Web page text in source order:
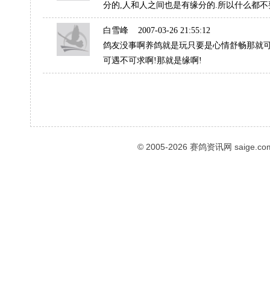
分的,人和人之间也是有缘分的.所以什么都
白雪峰 2007-03-26 21:55:12
鸽友没事啊养鸽就是玩只要是心情舒畅那就
可遇不可求啊!那就是缘啊!
© 2005-2026 赛鸽资讯网